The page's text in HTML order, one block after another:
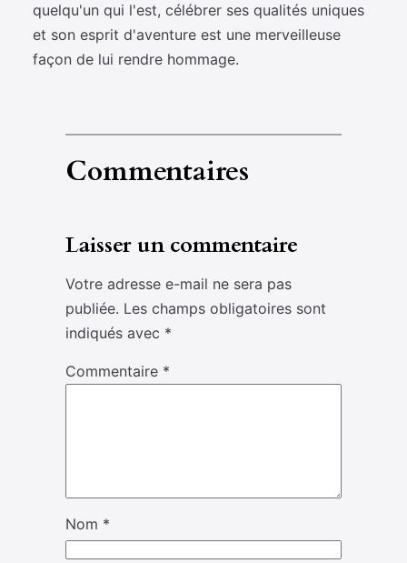
quelqu'un qui l'est, célébrer ses qualités uniques
et son esprit d'aventure est une merveilleuse
façon de lui rendre hommage.
Commentaires
Laisser un commentaire
Votre adresse e-mail ne sera pas
publiée. Les champs obligatoires sont
indiqués avec *
Commentaire *
Nom *